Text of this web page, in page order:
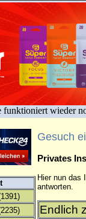
funktioniert wieder
Gesuch
Privates
Hier nun das
antworten.
Endlich